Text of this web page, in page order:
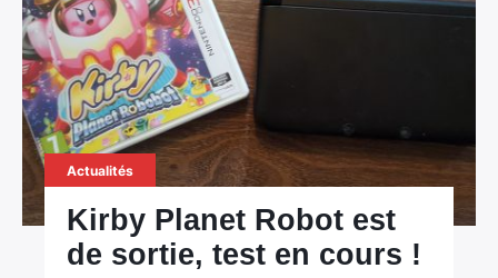
Actualités
Kirby Planet Robot est
de sortie, test en cours !